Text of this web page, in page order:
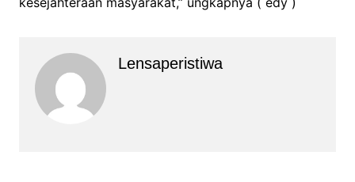
Lensaperistiwa